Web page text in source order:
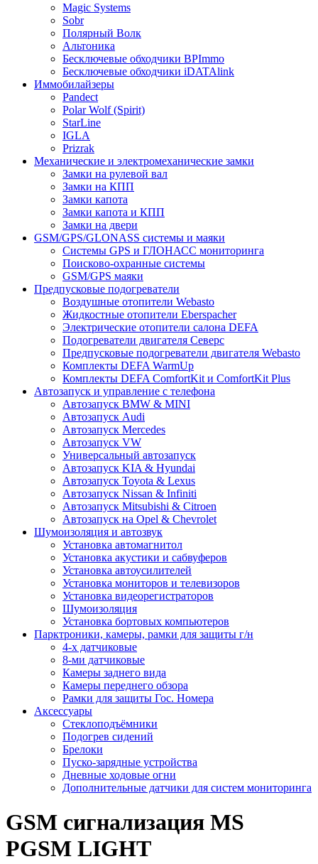
Magic Systems
Sobr
Полярный Волк
Альтоника
Бесключевые обходчики BPImmo
Бесключевые обходчики iDATAlink
Иммобилайзеры
Pandect
Polar Wolf (Spirit)
StarLine
IGLA
Prizrak
Механические и электромеханические замки
Замки на рулевой вал
Замки на КПП
Замки капота
Замки капота и КПП
Замки на двери
GSM/GPS/GLONASS системы и маяки
Системы GPS и ГЛОНАСС мониторинга
Поисково-охранные системы
GSM/GPS маяки
Предпусковые подогреватели
Воздушные отопители Webasto
Жидкостные отопители Eberspacher
Электрические отопители салона DEFA
Подогреватели двигателя Северс
Предпусковые подогреватели двигателя Webasto
Комплекты DEFA WarmUp
Комплекты DEFA ComfortKit и ComfortKit Plus
Автозапуск и управление с телефона
Автозапуск BMW & MINI
Автозапуск Audi
Автозапуск Mercedes
Автозапуск VW
Универсальный автозапуск
Автозапуск KIA & Hyundai
Автозапуск Toyota & Lexus
Автозапуск Nissan & Infiniti
Автозапуск Mitsubishi & Citroen
Автозапуск на Opel & Chevrolet
Шумоизоляция и автозвук
Установка автомагнитол
Установка акустики и сабвуферов
Установка автоусилителей
Установка мониторов и телевизоров
Установка видеорегистраторов
Шумоизоляция
Установка бортовых компьютеров
Парктроники, камеры, рамки для защиты г/н
4-х датчиковые
8-ми датчиковые
Камеры заднего вида
Камеры переднего обзора
Рамки для защиты Гос. Номера
Аксессуары
Стеклоподъёмники
Подогрев сидений
Брелоки
Пуско-зарядные устройства
Дневные ходовые огни
Дополнительные датчики для систем мониторинга
GSM сигнализация MS
PGSM LIGHT